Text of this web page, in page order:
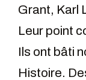
Grant, Karl
Leur point
Ils ont bâti
Histoire.